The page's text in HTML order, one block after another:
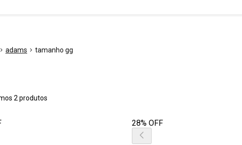
adams tamanho gg
2 produtos
28% OFF